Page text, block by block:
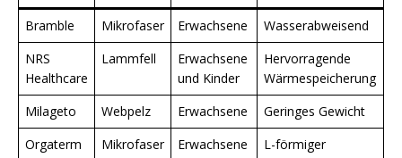
Bramble Mikrofaser Erwachsene
Wasserabweisend
NRS
Healthcare
Lammfell
Erwachsene
und Kinder
Hervorragende
Wärmespeicherung
Milageto
Webpelz Erwachsene
Geringes Gewicht
Orgaterm
Mikrofaser Erwachsene
L-förmiger